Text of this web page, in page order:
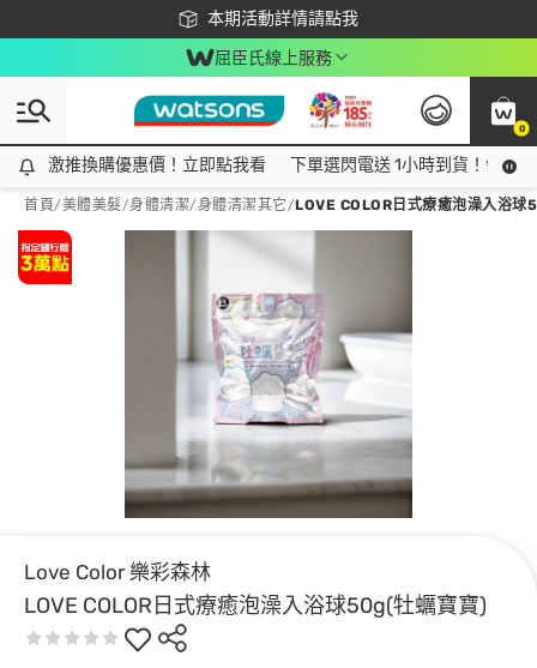
本期活動詳情請點我
下載app最高回饋$350
屈臣氏線上服務
0
激推換購優惠價！立即點我看
激推換購優惠價！立即點我看 下單選閃電送 1小時到貨！領神
首頁/美體美髮/身體清潔/身體清潔其它/LOVE COLOR日式療癒泡澡入浴球
Love Color 樂彩森林
LOVE COLOR日式療癒泡澡入浴球50g(牡蠣寶寶)